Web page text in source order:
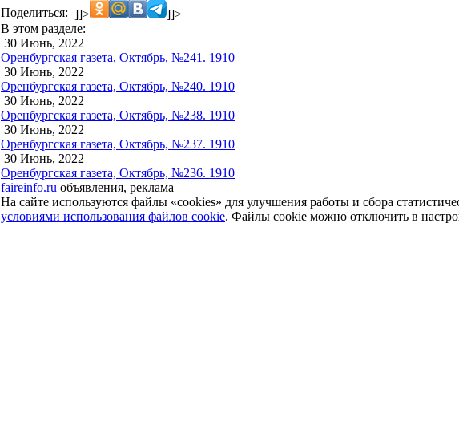
Поделиться: ]]>
]]>
В этом разделе:
30 Июнь, 2022
Оренбургская газета, Октябрь, №241. 1910
30 Июнь, 2022
Оренбургская газета, Октябрь, №240. 1910
30 Июнь, 2022
Оренбургская газета, Октябрь, №238. 1910
30 Июнь, 2022
Оренбургская газета, Октябрь, №237. 1910
30 Июнь, 2022
Оренбургская газета, Октябрь, №236. 1910
faireinfo.ru объявления, реклама
На сайте используются файлы «cookies» для улучшения работы и сбора
условиями использования файлов cookie. Файлы cookie можно отключить в